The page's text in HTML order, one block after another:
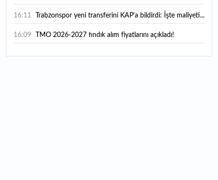
16:11 Trabzonspor yeni transferini KAP'a bildirdi: İşte maliyeti...
16:09 TMO 2026-2027 fındık alım fiyatlarını açıkladı!